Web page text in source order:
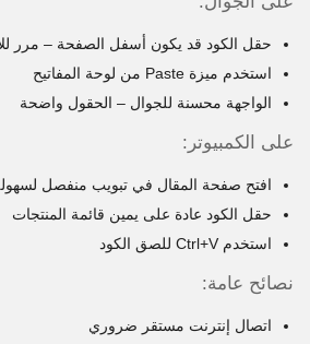
حقل الكود قد يكون أسفل الصفحة – مرر
استخدم ميزة Paste من لوحة المفاتيح
الواجهة محسنة للجوال – الحقول واضحة
على الكمبيوتر:
افتح صفحة المقال في تبويب منفصل
حقل الكود عادة على يمين قائمة المنتجات
استخدم Ctrl+V للصق الكود
نصائح عامة:
اتصال إنترنت مستقر ضروري